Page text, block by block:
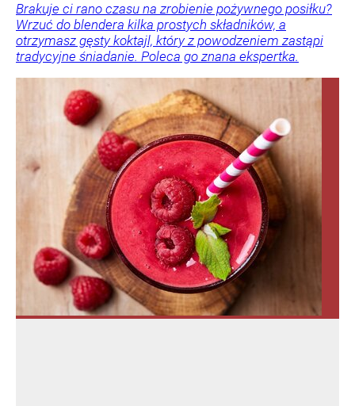
Brakuje ci rano czasu na zrobienie pożywnego posiłku?
Wrzuć do blendera kilka prostych składników, a
otrzymasz gęsty koktajl, który z powodzeniem zastąpi
tradycyjne śniadanie. Poleca go znana ekspertka.